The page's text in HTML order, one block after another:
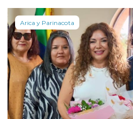
Arica y Parinacota